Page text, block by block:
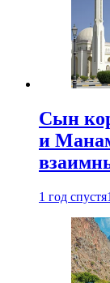
Сын
и
1 год спустя